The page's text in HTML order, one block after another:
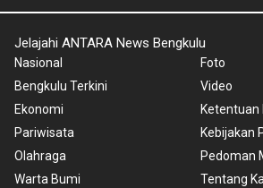
Jelajahi ANTARA News Bengkulu
Nasional
Bengkulu Terkini
Ekonomi
Pariwisata
Olahraga
Warta Bumi
Foto
Video
Ketentuan
Kebijakan
Pedoman
Tentang